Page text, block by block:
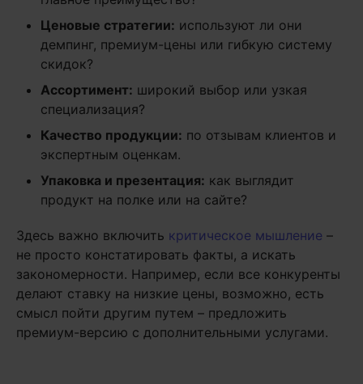
Ценовые стратегии: используют ли они
демпинг, премиум-цены или гибкую систему
скидок?
Ассортимент: широкий выбор или узкая
специализация?
Качество продукции: по отзывам клиентов и
экспертным оценкам.
Упаковка и презентация: как выглядит
продукт на полке или на сайте?
Здесь важно включить критическое мышление –
не просто констатировать факты, а искать
закономерности. Например, если все конкуренты
делают ставку на низкие цены, возможно, есть
смысл пойти другим путем – предложить
премиум-версию с дополнительными услугами.